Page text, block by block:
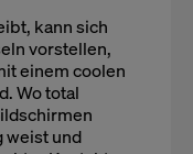
kann sich
vorstellen,
einem coolen
Wo total
weist und